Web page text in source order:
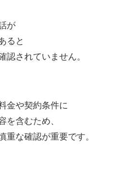
が
ると
認されていません。
金や契約条件に
を含むため、
重な確認が重要です。